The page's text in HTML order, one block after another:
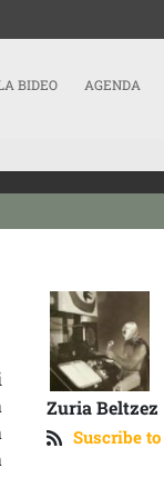
BIDEO AGENDA
Zuria Beltzez
Suscribe